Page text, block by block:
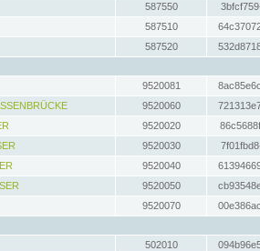
587550
587510
587520
9520081
9520060
9520020
9520030
9520040
9520050
9520070
502010